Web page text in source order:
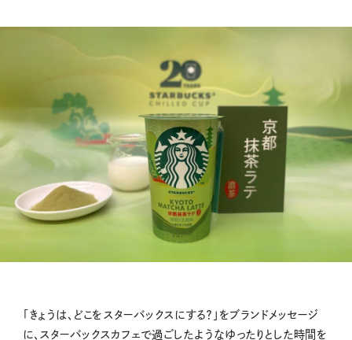
「きょうは、どこをスターバックスにする？」をブランドメッセージ
に、スターバックスカフェで過ごしたようなゆったりとした時間を